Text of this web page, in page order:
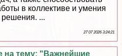
в коллективе и умения
...
27 07 2026 3:24:21
на тему: "Важнейшие